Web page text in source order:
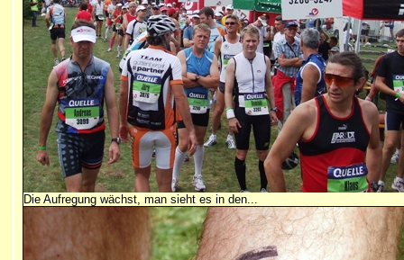
Die Aufregung wächst, man sieht es in den...